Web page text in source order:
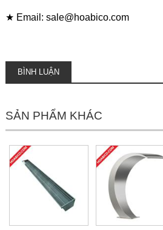
★ Email: sale@hoabico.com
BÌNH LUẬN
SẢN PHẨM KHÁC